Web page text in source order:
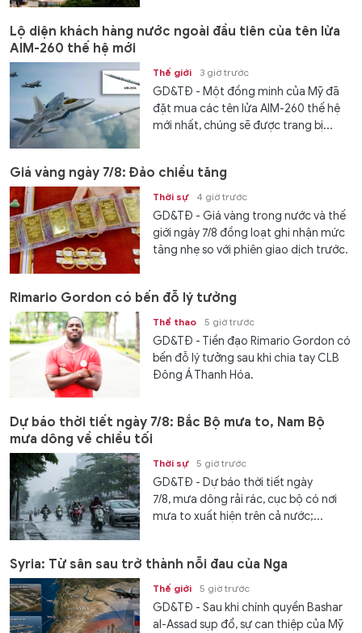
Lộ diện khách hàng nước ngoài đầu tiên của tên lửa
AIM-260 thế hệ mới
Thế giới 3 giờ trước
GD&TĐ - Một đồng minh của Mỹ đã
đặt mua các tên lửa AIM-260 thế hệ
mới nhất, chúng sẽ được trang bị...
Giá vàng ngày 7/8: Đảo chiều tăng
Thời sự 4 giờ trước
GD&TĐ - Giá vàng trong nước và thế
giới ngày 7/8 đồng loạt ghi nhận mức
tăng nhẹ so với phiên giao dịch trước.
Rimario Gordon có bến đỗ lý tưởng
Thể thao 5 giờ trước
GD&TĐ - Tiền đạo Rimario Gordon có
bến đỗ lý tưởng sau khi chia tay CLB
Đông Á Thanh Hóa.
Dự báo thời tiết ngày 7/8: Bắc Bộ mưa to, Nam Bộ
mưa dông về chiều tối
Thời sự 5 giờ trước
GD&TĐ - Dự báo thời tiết ngày
7/8, mưa dông rải rác, cục bộ có nơi
mưa to xuất hiện trên cả nước;...
Syria: Từ sân sau trở thành nỗi đau của Nga
Thế giới 5 giờ trước
GD&TĐ - Sau khi chính quyền Bashar
al-Assad sụp đổ, sự can thiệp của Mỹ